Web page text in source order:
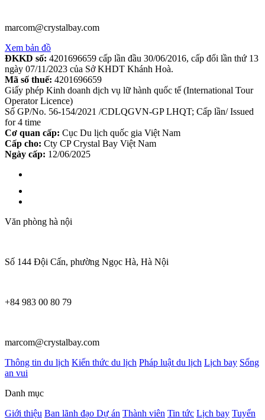
marcom@crystalbay.com
Xem bản đồ
ĐKKD số: 4201696659 cấp lần đầu 30/06/2016, cấp đổi lần thứ 13
ngày 07/11/2023 của Sở KHDT Khánh Hoà.
Mã số thuế: 4201696659
Giấy phép Kinh doanh dịch vụ lữ hành quốc tế (International Tour
Operator Licence)
Số GP/No. 56-154/2021 /CDLQGVN-GP LHQT; Cấp lần/ Issued
for 4 time
Cơ quan cấp: Cục Du lịch quốc gia Việt Nam
Cấp cho: Cty CP Crystal Bay Việt Nam
Ngày cấp: 12/06/2025
Văn phòng hà nội
Số 144 Đội Cấn, phường Ngọc Hà, Hà Nội
+84 983 00 80 79
marcom@crystalbay.com
Thông tin du lịch Kiến thức du lịch Pháp luật du lịch Lịch bay Sống
an vui
Danh mục
Giới thiệu Ban lãnh đạo Dự án Thành viên Tin tức Lịch bay Tuyển